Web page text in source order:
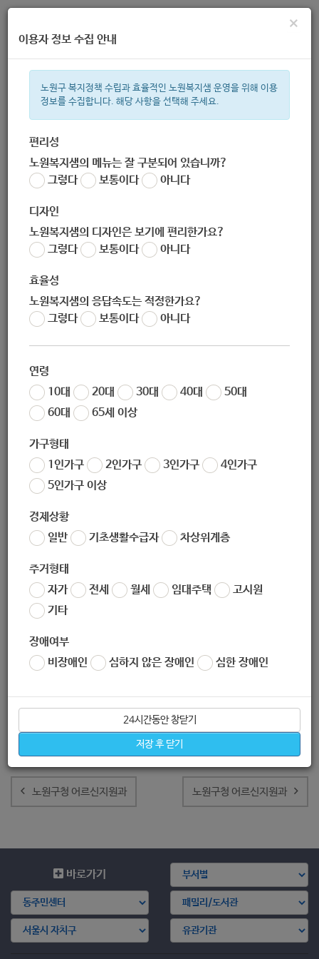
주간 인기검색어
한눈으로 보는 복지 정보
×
이용자 정보 수집 안내
노원구 복지정책 수립과 효율적인 노원복지샘 운영을 위해 이용
정보를 수집합니다. 해당 사항을 선택해 주세요.
편리성
노원복지샘의 메뉴는 잘 구분되어 있습니까?
그렇다
보통이다 아니다
디자인
노원복지샘의 디자인은 보기에 편리한가요?
그렇다
보통이다 아니다
효율성
노원복지샘의 응답속도는 적정한가요?
그렇다
보통이다 아니다
연령
10대
20대 30대 40대
50대
60대
65세 이상
가구형태
1인가구
2인가구 3인가구
4인가구
5인가구 이상
경제상황
일반
기초생활수급자 차상위계층
주거형태
자가
전세 월세 임대주택
고시원
기타
장애여부
비장애인
심하지 않은 장애인 심한 장애인
24시간동안 창닫기
저장 후 닫기
노원구청 어르신지원과
담당 복지 서비스
글
내
비 노원구청 어르신지원과 노원구청 어르신지원과
바로가기